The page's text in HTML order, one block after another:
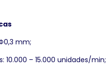
mm;
10.000 – 15.000 unidades/min;